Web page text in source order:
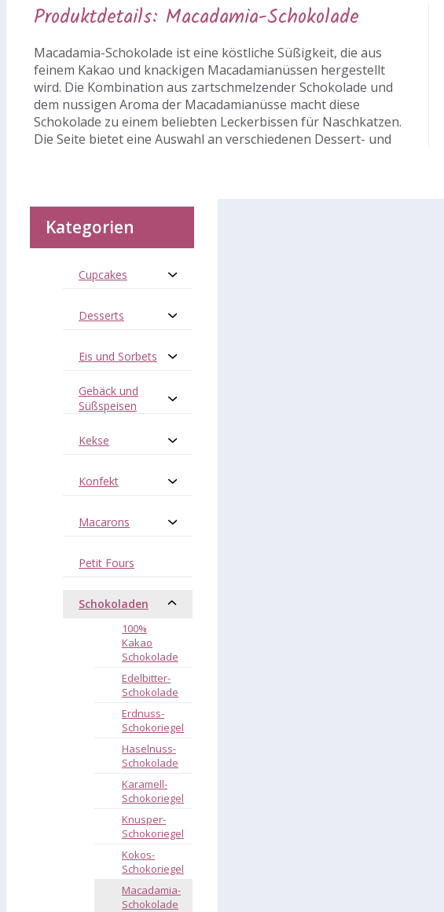
Produktdetails: Macadamia-Schokolade
Macadamia-Schokolade ist eine köstliche Süßigkeit, die aus
feinem Kakao und knackigen Macadamianüssen hergestellt
wird. Die Kombination aus zartschmelzender Schokolade und
dem nussigen Aroma der Macadamianüsse macht diese
Schokolade zu einem beliebten Leckerbissen für Naschkatzen.
Die Seite bietet eine Auswahl an verschiedenen Dessert- und
Kategorien
Cupcakes
Desserts
Eis und Sorbets
Gebäck und
Süßspeisen
Kekse
Konfekt
Macarons
Petit Fours
Schokoladen
100%
Kakao
Schokolade
Edelbitter-
Schokolade
Erdnuss-
Schokoriegel
Haselnuss-
Schokolade
Karamell-
Schokoriegel
Knusper-
Schokoriegel
Kokos-
Schokoriegel
Macadamia-
Schokolade